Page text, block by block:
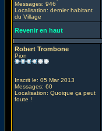
Messages: 946
Localisation: dernier habitant
du Village
Revenir en haut
Robert Trombone
Pion
Inscrit le: 05 Mar 2013
Messages: 60
Localisation: Quoique ça peut
foute !